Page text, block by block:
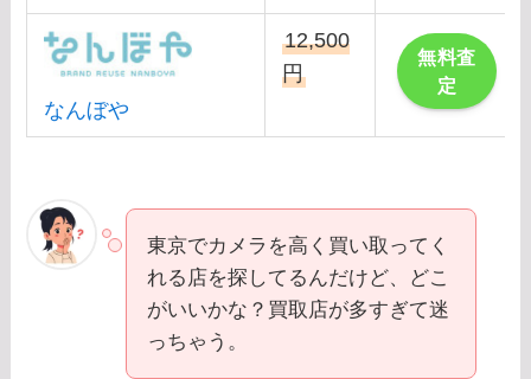
なんぼや
12,500
円
無料査
定
東京でカメラを高く買い取ってく
れる店を探してるんだけど、どこ
がいいかな？買取店が多すぎて迷
っちゃう。